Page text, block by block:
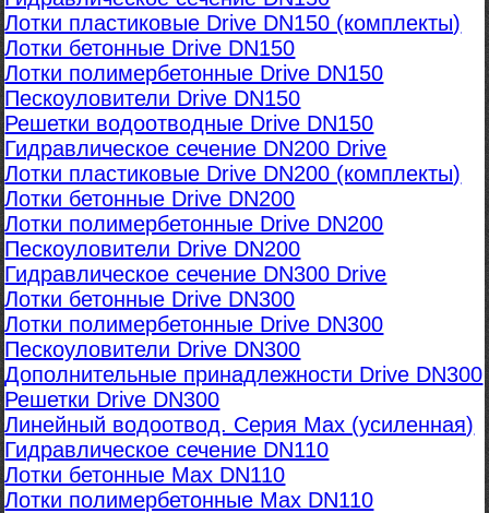
Лотки пластиковые Drive DN150 (комплекты)
Лотки бетонные Drive DN150
Лотки полимербетонные Drive DN150
Пескоуловители Drive DN150
Решетки водоотводные Drive DN150
Гидравлическое сечение DN200 Drive
Лотки пластиковые Drive DN200 (комплекты)
Лотки бетонные Drive DN200
Лотки полимербетонные Drive DN200
Пескоуловители Drive DN200
Гидравлическое сечение DN300 Drive
Лотки бетонные Drive DN300
Лотки полимербетонные Drive DN300
Пескоуловители Drive DN300
Дополнительные принадлежности Drive DN300
Решетки Drive DN300
Линейный водоотвод. Серия Max (усиленная)
Гидравлическое сечение DN110
Лотки бетонные Max DN110
Лотки полимербетонные Max DN110